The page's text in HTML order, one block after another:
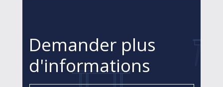
Demander plus
d'informations